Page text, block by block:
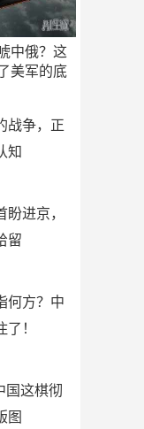
中俄？这
美军的底
战争，正
知
盼进京，
留
何方？中
！
国这棋彻
图